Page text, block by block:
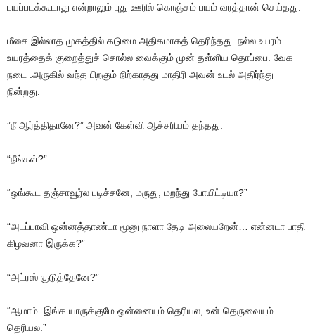
பயப்படக்கூடாது என்றாலும் புது ஊரில் கொஞ்சம் பயம் வரத்தான் செய்தது.
மீசை இல்லாத முகத்தில் கடுமை அதிகமாகத் தெரிந்தது. நல்ல உயரம்.
உயரத்தைக் குறைத்துச் சொல்ல வைக்கும் முன் தள்ளிய தொப்பை. வேக
நடை .அருகில் வந்த பிறகும் நிற்காதது மாதிரி அவன் உடல் அதிர்ந்து
நின்றது.
”நீ ஆர்த்திதானே?” அவன் கேள்வி ஆச்சரியம் தந்தது.
“நீங்கள்?”
“ஒங்கூட தஞ்சாவூர்ல படிச்சனே, மருது, மறந்து போயிட்டியா?”
“அடப்பாவி ஒன்னத்தாண்டா மூனு நாளா தேடி அலையறேன்… என்னடா பாதி
கிழவனா இருக்க?”
“அட்ரஸ் குடுத்தேனே?”
“ஆமாம். இங்க யாருக்குமே ஒன்னையும் தெரியல, உன் தெருவையும்
தெரியல.”